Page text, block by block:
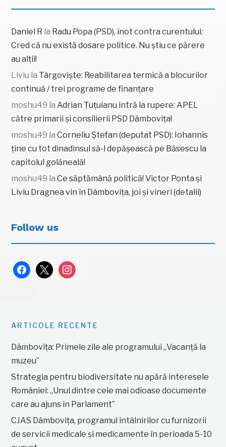
Daniel R la Radu Popa (PSD), înot contra curentului:
Cred că nu există dosare politice. Nu știu ce părere
au alții!
Liviu la Târgoviște: Reabilitarea termică a blocurilor
continuă / trei programe de finanțare
moshu49 laAdrian Țuțuianu intră la rupere: APEL
către primarii și consilierii PSD Dâmbovița!
moshu49 laCorneliu Ștefan (deputat PSD): Iohannis
ține cu tot dinadinsul să-l depășească pe Băsescu la
capitolul golăneală!
moshu49 laCe săptămână politică! Victor Ponta și
Liviu Dragnea vin în Dâmbovița, joi și vineri (detalii)
Follow us
facebook
x instagram
ARTICOLE RECENTE
Dâmbovița: Primele zile ale programului „Vacanță la
muzeu”
Strategia pentru biodiversitate nu apără interesele
României: „Unul dintre cele mai odioase documente
care au ajuns în Parlament”
CJAS Dâmbovița, programul întâlnirilor cu furnizorii
de servicii medicale și medicamente în perioada 5-10